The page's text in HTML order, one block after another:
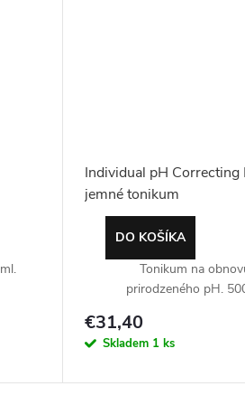
Individual pH Correcting
jemné tonikum
€31,40
Skladem 1 ks
DO KOŠÍKA
Tonikum na
prirodzeného pH.